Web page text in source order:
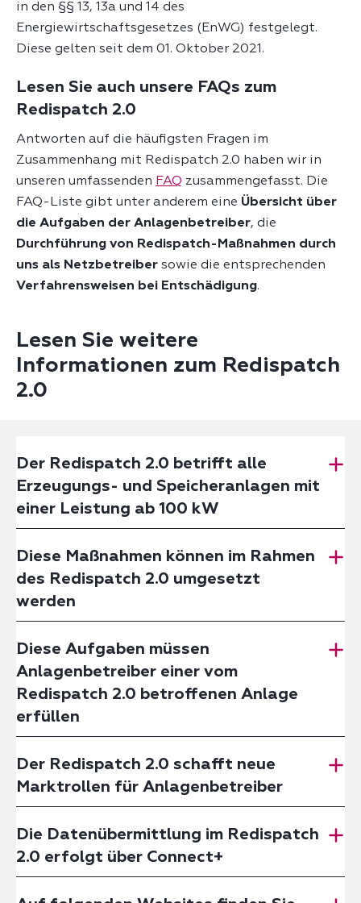
in den §§ 13, 13a und 14 des
Energiewirtschaftsgesetzes (EnWG) festgelegt.
Diese gelten seit dem 01. Oktober 2021.
Lesen Sie auch unsere FAQs zum
Redispatch 2.0
Antworten auf die häufigsten Fragen im
Zusammenhang mit Redispatch 2.0 haben wir in
unseren umfassenden FAQ zusammengefasst. Die
FAQ-Liste gibt unter anderem eine Übersicht über
die Aufgaben der Anlagenbetreiber, die
Durchführung von Redispatch-Maßnahmen durch
uns als Netzbetreiber sowie die entsprechenden
Verfahrensweisen bei Entschädigung.
Lesen Sie weitere
Informationen zum Redispatch
2.0
Der Redispatch 2.0 betrifft alle
Erzeugungs- und Speicheranlagen mit
einer Leistung ab 100 kW
Diese Maßnahmen können im Rahmen
des Redispatch 2.0 umgesetzt
werden
Diese Aufgaben müssen
Anlagenbetreiber einer vom
Redispatch 2.0 betroffenen Anlage
erfüllen
Der Redispatch 2.0 schafft neue
Marktrollen für Anlagenbetreiber
Die Datenübermittlung im Redispatch
2.0 erfolgt über Connect+